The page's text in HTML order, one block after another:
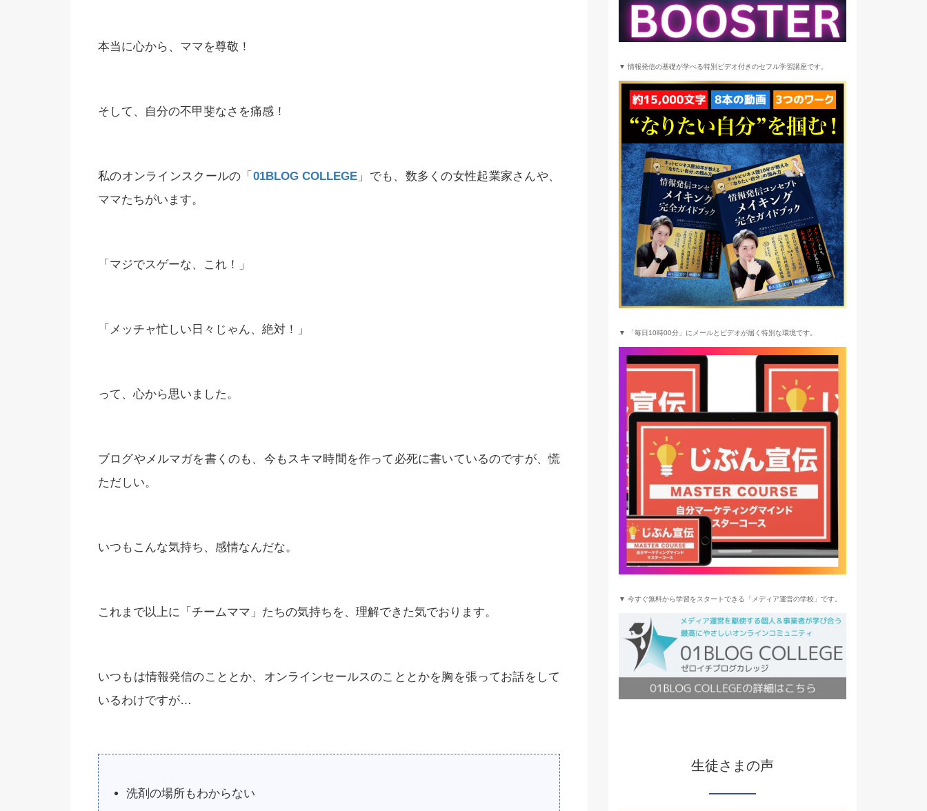
本当に心から、ママを尊敬！
そして、自分の不甲斐なさを痛感！
私のオンラインスクールの「 01BLOG COLLEGE 」でも、数多くの女性起業家さんや、
ママたちがいます。
「マジでスゲーな、これ！」
「メッチャ忙しい日々じゃん、絶対！」
って、心から思いました。
ブログやメルマガを書くのも、今もスキマ時間を作って必死に書いているのですが、慌
ただしい。
いつもこんな気持ち、感情なんだな。
これまで以上に「チームママ」たちの気持ちを、理解できた気でおります。
いつもは情報発信のこととか、オンラインセールスのこととかを胸を張ってお話をして
いるわけですが…
洗剤の場所もわからない
▼ 情報発信の基礎が学べる特別ビデオ付きのセフル学習講座です。
▼ 「毎日10時00分」にメールとビデオが届く特別な環境です。
▼ 今すぐ無料から学習をスタートできる「メディア運営の学校」です。
生徒さまの声